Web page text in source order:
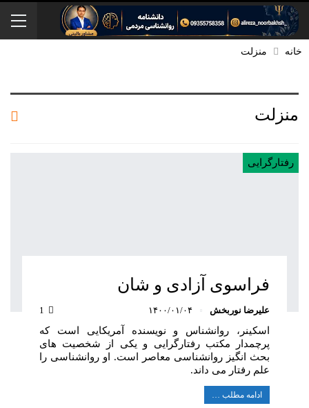
خانه منزلت
منزلت
رفتارگرایی
فراسوی آزادی و شان
علیرضا نوربخش ۱۴۰۰/۰۱/۰۴
اسکینر، روانشناس و نویسنده آمریکایی است که
پرچمدار مکتب رفتارگرایی و یکی از شخصیت های
بحث انگیز روانشناسی معاصر است. او روانشناسی را
علم رفتار می داند.
ادامه مطلب …